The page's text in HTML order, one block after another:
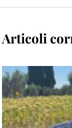
Articoli